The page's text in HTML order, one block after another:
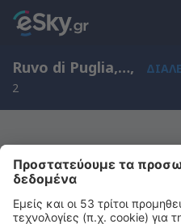
Ruvo di Puglia, Απουλία, Ιταλία,
2
Μας συγχωρείτε,